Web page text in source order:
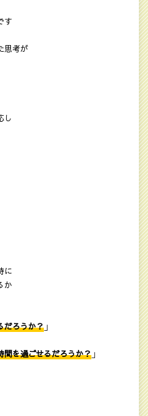
す
思考が
し
に
か
だろうか？ 」
間を過ごせるだろうか？ 」